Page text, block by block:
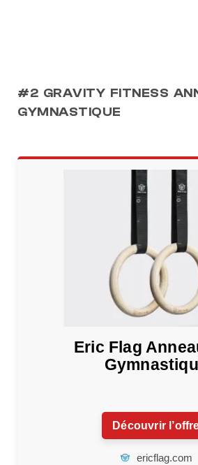
#2 GRAVITY FITNESS
GYMNASTIQUE
Eric Flag
Découvrir
ericflag.com